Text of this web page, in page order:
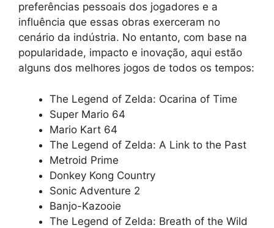
preferências pessoais dos jogadores e a
influência que essas obras exerceram no
cenário da indústria. No entanto, com base na
popularidade, impacto e inovação, aqui estão
alguns dos melhores jogos de todos os tempos:
The Legend of Zelda: Ocarina of Time
Super Mario 64
Mario Kart 64
The Legend of Zelda: A Link to the Past
Metroid Prime
Donkey Kong Country
Sonic Adventure 2
Banjo-Kazooie
The Legend of Zelda: Breath of the Wild